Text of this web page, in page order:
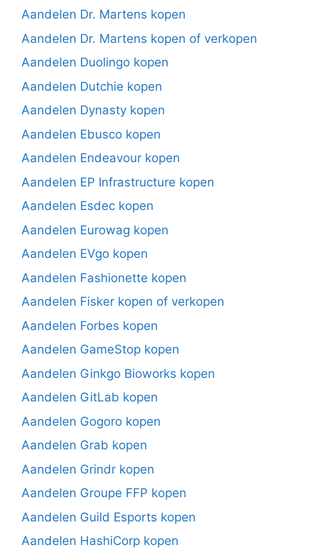
Aandelen Dr. Martens kopen
Aandelen Dr. Martens kopen of verkopen
Aandelen Duolingo kopen
Aandelen Dutchie kopen
Aandelen Dynasty kopen
Aandelen Ebusco kopen
Aandelen Endeavour kopen
Aandelen EP Infrastructure kopen
Aandelen Esdec kopen
Aandelen Eurowag kopen
Aandelen EVgo kopen
Aandelen Fashionette kopen
Aandelen Fisker kopen of verkopen
Aandelen Forbes kopen
Aandelen GameStop kopen
Aandelen Ginkgo Bioworks kopen
Aandelen GitLab kopen
Aandelen Gogoro kopen
Aandelen Grab kopen
Aandelen Grindr kopen
Aandelen Groupe FFP kopen
Aandelen Guild Esports kopen
Aandelen HashiCorp kopen